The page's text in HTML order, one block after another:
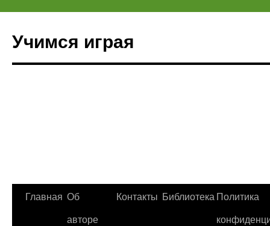
Учимся играя
Перейти
Главная Об
авторе
Контакты Библиотека Политика